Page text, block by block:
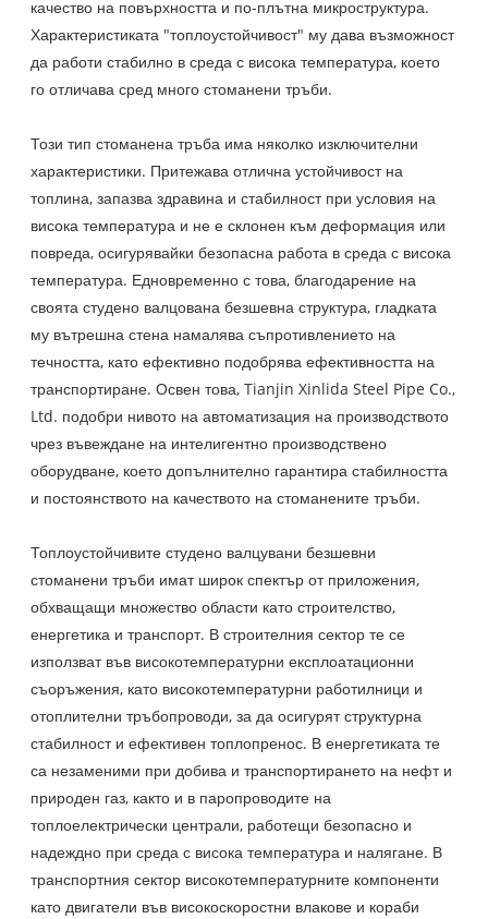
качество на повърхността и по-плътна микроструктура.
Характеристиката "топлоустойчивост" му дава възможност
да работи стабилно в среда с висока температура, което
го отличава сред много стоманени тръби.
Този тип стоманена тръба има няколко изключителни
характеристики. Притежава отлична устойчивост на
топлина, запазва здравина и стабилност при условия на
висока температура и не е склонен към деформация или
повреда, осигурявайки безопасна работа в среда с висока
температура. Едновременно с това, благодарение на
своята студено валцована безшевна структура, гладката
му вътрешна стена намалява съпротивлението на
течността, като ефективно подобрява ефективността на
транспортиране. Освен това, Tianjin Xinlida Steel Pipe Co.,
Ltd. подобри нивото на автоматизация на производството
чрез въвеждане на интелигентно производствено
оборудване, което допълнително гарантира стабилността
и постоянството на качеството на стоманените тръби.
Топлоустойчивите студено валцувани безшевни
стоманени тръби имат широк спектър от приложения,
обхващащи множество области като строителство,
енергетика и транспорт. В строителния сектор те се
използват във високотемпературни експлоатационни
съоръжения, като високотемпературни работилници и
отоплителни тръбопроводи, за да осигурят структурна
стабилност и ефективен топлопренос. В енергетиката те
са незаменими при добива и транспортирането на нефт и
природен газ, както и в паропроводите на
топлоелектрически централи, работещи безопасно и
надеждно при среда с висока температура и налягане. В
транспортния сектор високотемпературните компоненти
като двигатели във високоскоростни влакове и кораби